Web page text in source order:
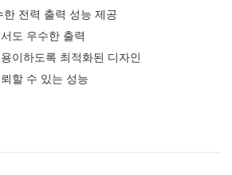
한 전력 출력 성능 제공
도 우수한 출력
이하도록 최적화된 디자인
할 수 있는 성능